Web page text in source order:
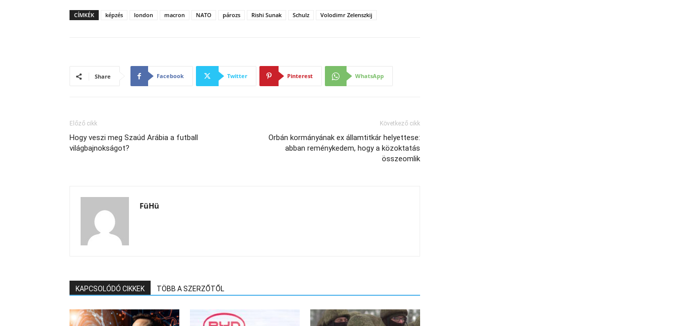
CÍMKÉK képzés london macron NATO pározs Rishi Sunak Schulz Volodimr Zelenszkij
Share Facebook Twitter Pinterest WhatsApp
Előző cikk
Hogy veszi meg Szaúd Arábia a futball
világbajnokságot?
Következő cikk
Orbán kormányának ex államtitkár helyettese:
abban reménykedem, hogy a közoktatás
összeomlik
FüHü
KAPCSOLÓDÓ CIKKEK TÖBB A SZERZŐTŐL